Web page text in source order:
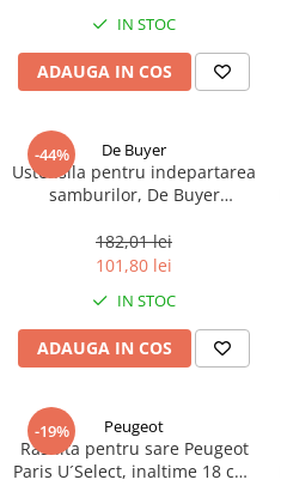
IN STOC
ADAUGA IN COS
-44% De Buyer
Ustensila pentru indepartarea
samburilor, De Buyer
lungime, otel
inoxidabil/plastic portocaliu, 1
182,01 lei
101,80 lei
IN STOC
ADAUGA IN COS
-19% Peugeot
Rasnita pentru sare Peugeot
Paris U´Select, inaltime 18 cm,